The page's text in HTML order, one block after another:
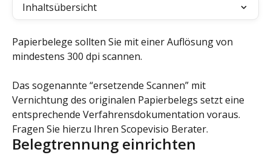
Inhaltsübersicht
Papierbelege sollten Sie mit einer Auflösung von
mindestens 300 dpi scannen.
Das sogenannte “ersetzende Scannen” mit
Vernichtung des originalen Papierbelegs setzt eine
entsprechende Verfahrensdokumentation voraus.
Fragen Sie hierzu Ihren Scopevisio Berater.
Belegtrennung einrichten